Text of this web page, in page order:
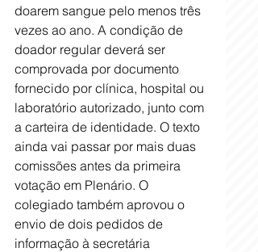
doarem sangue pelo menos três
vezes ao ano. A condição de
doador regular deverá ser
comprovada por documento
fornecido por clínica, hospital ou
laboratório autorizado, junto com
a carteira de identidade. O texto
ainda vai passar por mais duas
comissões antes da primeira
votação em Plenário. O
colegiado também aprovou o
envio de dois pedidos de
informação à secretária